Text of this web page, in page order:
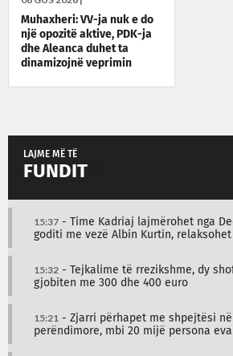
Muhaxheri: VV-ja nuk e do
një opozitë aktive, PDK-ja
dhe Aleanca duhet ta
dinamizojnë veprimin
LAJME MË TË
FUNDIT
15:37 - Time Kadriaj lajmërohet nga
goditi me vezë Albin Kurtin,
15:32 - Tejkalime të rrezikshme, dy
gjobiten me 300 dhe 400 euro
15:21 - Zjarri përhapet me shpejtësi në
perëndimore, mbi 20 mijë persona